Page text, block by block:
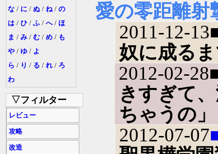
な / に / ぬ / ね/ の
は / ひ / ふ / へ/ ほ
ま / み / む / め / も
や / ゆ / よ
ら / り / る / れ / ろ
わ
▽フィルター
レビュー
攻略
改造
愛の零距離射
2011-12-
奴に成る
2012-02-
きすぎて
ちゃうの」
2012-07-07